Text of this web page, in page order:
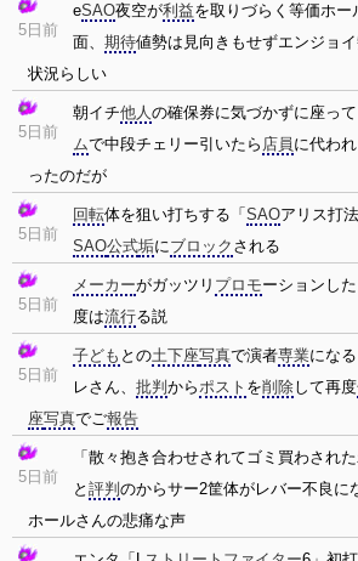
5日前
eSAO夜空が利益を取りづらく等価ホー
面、 期待値勢は見向きもせずエンジョ
状況らしい
5日前
朝イチ他人の確保券に気づかずに座っ
ムで中段チェリー引いたら 店員 に代わ
ったのだが
5日前
回転体を狙い打ちする「 SAOアリス打
SAO公式垢にブロック される
5日前
メーカーがガッツリ プロモーションした
度は流行る説
5日前
子ども との土下座写真で演者専業になる
レさん、 批判 からポスト を削除して再度
座写真でご報告
5日前
「散々抱き合わせされてゴミ買わされ
と 評判 のからサー2筐体がレバー不良に
ホールさんの悲痛な声